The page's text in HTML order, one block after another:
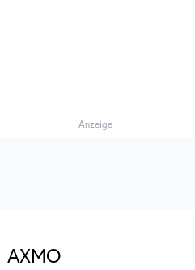
Anzeige
AXMO